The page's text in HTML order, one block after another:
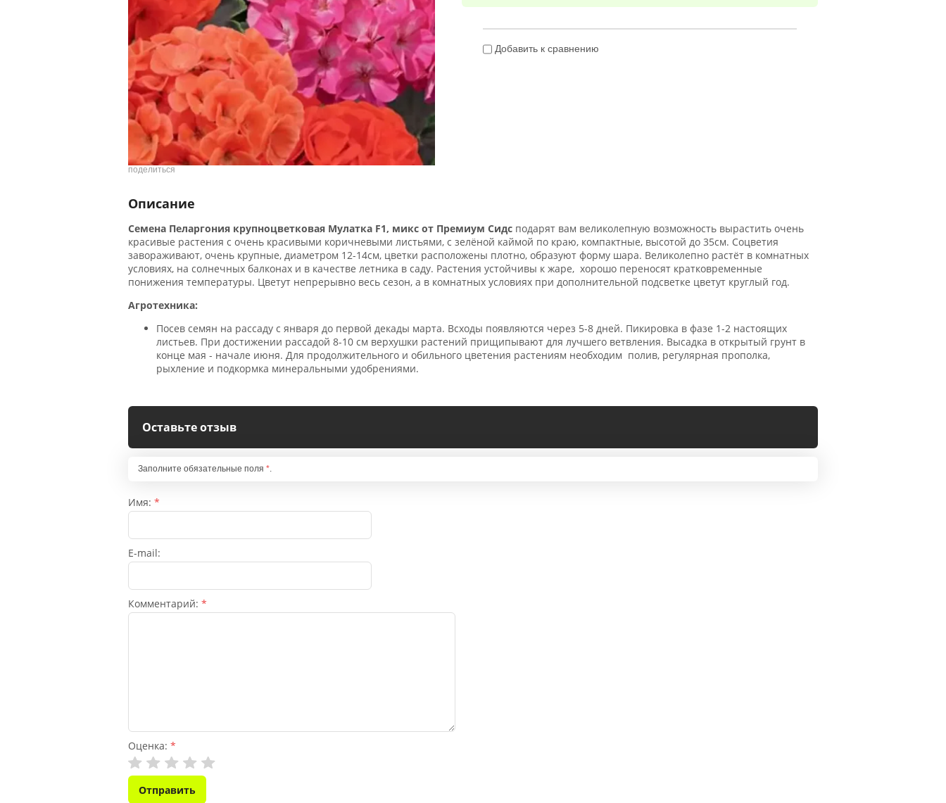
Комплексные удобрения
Биостимуляторы Salica
Микроэлементы для
растений Salica
Прилипатель и
Премиальные семена
Премиальные семена
Средства защиты
поделиться
Добавить к сравнению
Описание
Семена Пеларгония крупноцветковая Мулатка F1, микс от Премиум Сидс подарят вам великолепную возможность вырастить очень
красивые растения с очень красивыми коричневыми листьями, с зелёной каймой по краю, компактные, высотой до 35см. Соцветия
завораживают, очень крупные, диаметром 12-14см, цветки расположены плотно, образуют форму шара. Великолепно растёт в комнатных
условиях, на солнечных балконах и в качестве летника в саду. Растения устойчивы к жаре, хорошо переносят кратковременные
понижения температуры. Цветут непрерывно весь сезон, а в комнатных условиях при дополнительной подсветке цветут круглый год.
Агротехника:
Посев семян на рассаду с января до первой декады марта. Всходы появляются через 5-8 дней. Пикировка в фазе 1-2 настоящих
листьев. При достижении рассадой 8-10 см верхушки растений прищипывают для лучшего ветвления. Высадка в открытый грунт в
конце мая - начале июня. Для продолжительного и обильного цветения растениям необходим полив, регулярная прополка,
рыхление и подкормка минеральными удобрениями.
Оставьте отзыв
Заполните обязательные поля *.
Имя: *
E-mail:
Комментарий: *
Оценка: *